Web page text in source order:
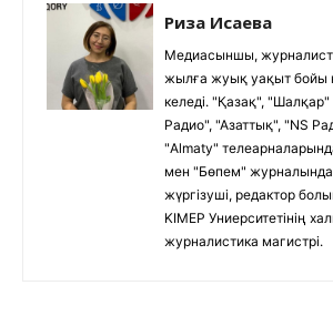
Риза Исаева
Медиасыншы,
жылға жуық уақыт бойы
келеді. "Қазақ",
Радио", "Азаттық", "NS
"Almaty"
мен "Бөпем"
жүргізуші, редактор
KIMEP Униерситетінің
журналистика магистрі.